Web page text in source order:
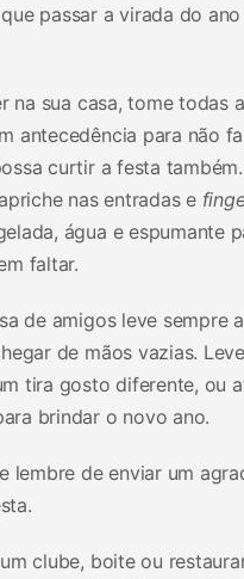
passar a virada do
na sua casa, tome todas
antecedência para não
curtir a festa
nas entradas e
água e espumante
faltar.
de amigos leve sempre
de mãos vazias.
tira gosto diferente, ou
brindar o novo ano.
lembre de enviar um
clube, boite ou